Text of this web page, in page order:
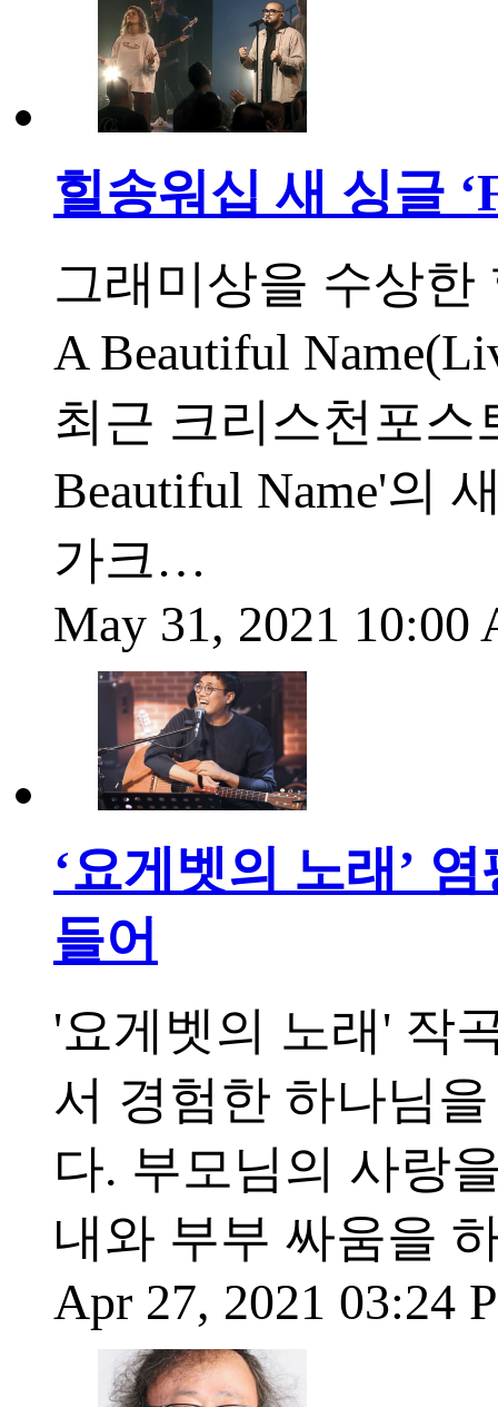
힐송워십 새 싱글
그래미상을 수상한
A Beautiful
최근 크리스천포스
Beautiful Name'의
가크…
May 31, 2021 10:00
‘요게벳의 노래’
들어
'요게벳의 노래' 작
서 경험한 하나님
다. 부모님의 사랑
내와 부부 싸움을
Apr 27, 2021 03:24